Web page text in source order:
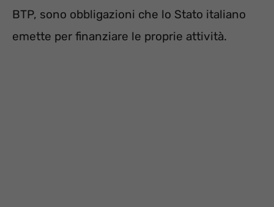
BTP, sono obbligazioni che lo Stato italiano
emette per finanziare le proprie attività.